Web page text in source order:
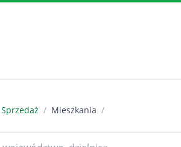
Sprzedaż / Mieszkania /